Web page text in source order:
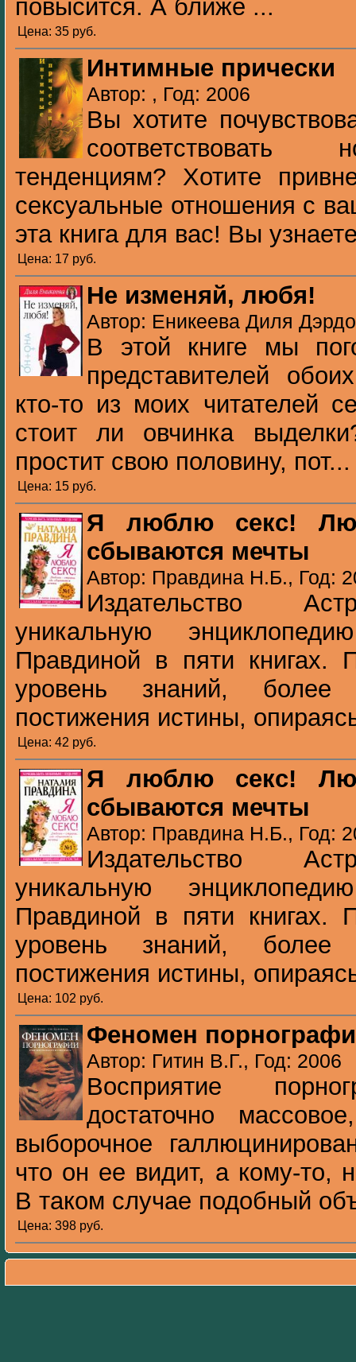
повысится. А ближе ...
Цена: 35 pуб.
Интимные прически
Автор: , Год: 2006
Вы хотите
тенденциям? Хотите
сексуальные отношения с
эта книга для вас! Вы
Цена: 17 pуб.
Не изменяй, любя!
Автор: Еникеева Диля
В этой книге мы
представителей
кто-то из моих читателей
стоит ли овчинка
простит свою половину, пот...
Цена: 15 pуб.
Я люблю секс!
сбываются мечты
Автор: Правдина Н.Б., Год:
Издательство
уникальную
Правдиной в пяти книгах.
уровень знаний, более
постижения истины,
Цена: 42 pуб.
Я люблю секс!
сбываются мечты
Автор: Правдина Н.Б., Год:
Издательство
уникальную
Правдиной в пяти книгах.
уровень знаний, более
постижения истины,
Цена: 102 pуб.
Феномен
Автор: Гитин В.Г., Год: 2006
Восприятие
достаточно
выборочное
что он ее видит, а кому-то,
В таком случае подобный
Цена: 398 pуб.